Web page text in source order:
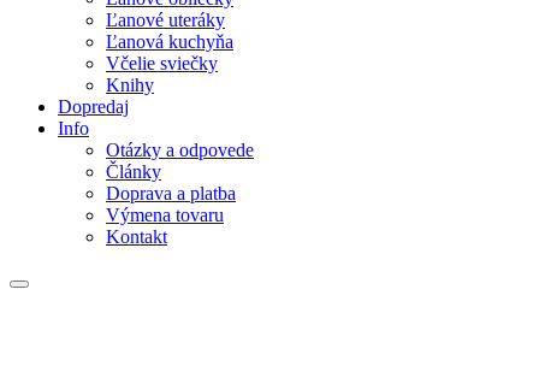
Ľanové uteráky
Ľanová kuchyňa
Včelie sviečky
Knihy
Dopredaj
Info
Otázky a odpovede
Články
Doprava a platba
Výmena tovaru
Kontakt